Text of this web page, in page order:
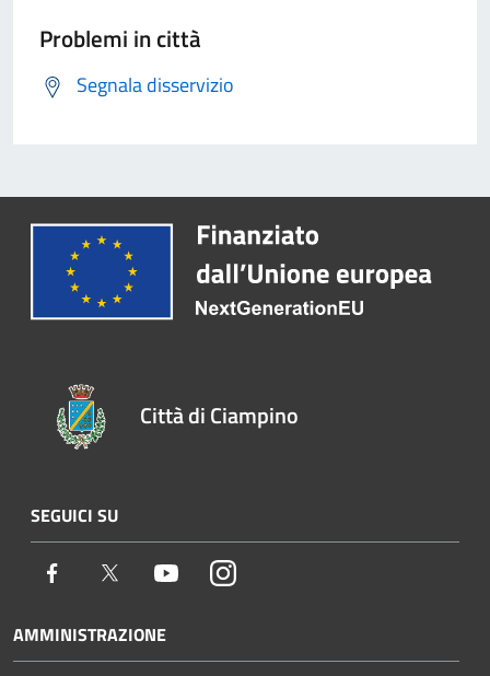
Problemi in città
Segnala disservizio
Città di Ciampino
SEGUICI SU
Facebook Twitter YoutubeInstagram
AMMINISTRAZIONE